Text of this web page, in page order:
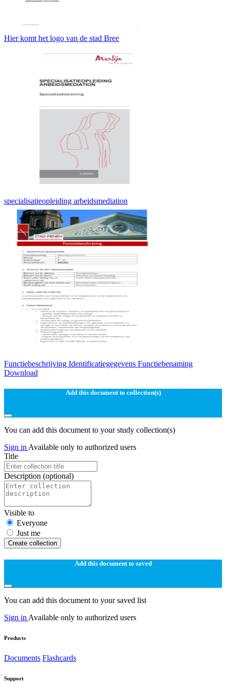
Hier komt het logo van de stad Bree
specialisatieopleiding arbeidsmediation
Functiebeschrijving Identificatiegegevens Functiebenaming
Download
Add this document to collection(s)
You can add this document to your study collection(s)
Sign in Available only to authorized users
Title
Description (optional)
Visible to
Everyone
Just me
Create collection
Add this document to saved
You can add this document to your saved list
Sign in Available only to authorized users
Products
Documents Flashcards
Support